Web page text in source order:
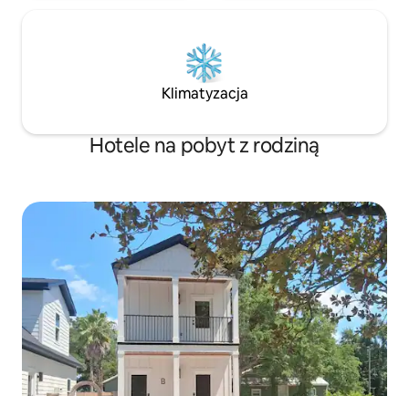
Klimatyzacja
Hotele na pobyt z rodziną